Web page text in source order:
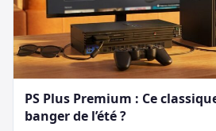
PS Plus Premium : Ce
banger de l’été ?